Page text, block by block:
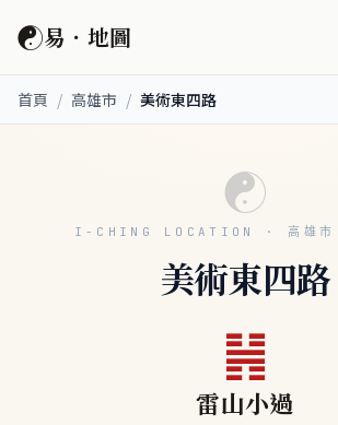
☯易．地圖
首頁 / 高雄市 / 美術東四路
☯
I-CHING LOCATION · 高雄
美術東四路
䷽
雷山小過